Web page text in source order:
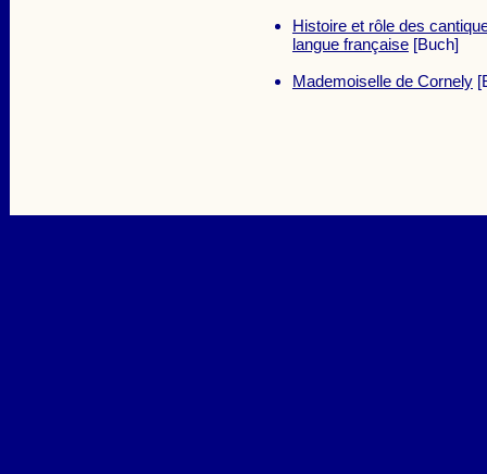
Histoire et rôle des
langue française[Buch]
Mademoiselle de Cornely